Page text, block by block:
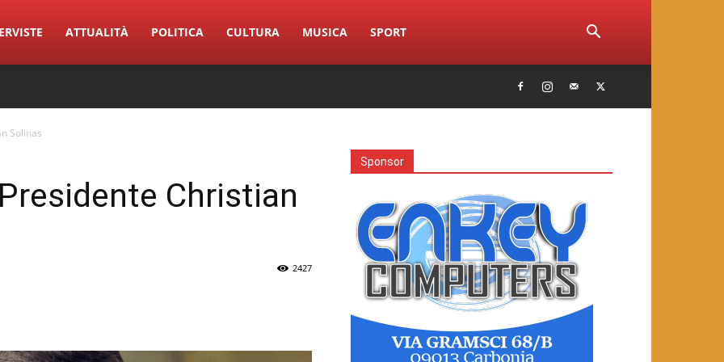
ATTUALITÀ POLITICA CULTURA MUSICA SPORT
Solinas
Christian
2427
Sponsor